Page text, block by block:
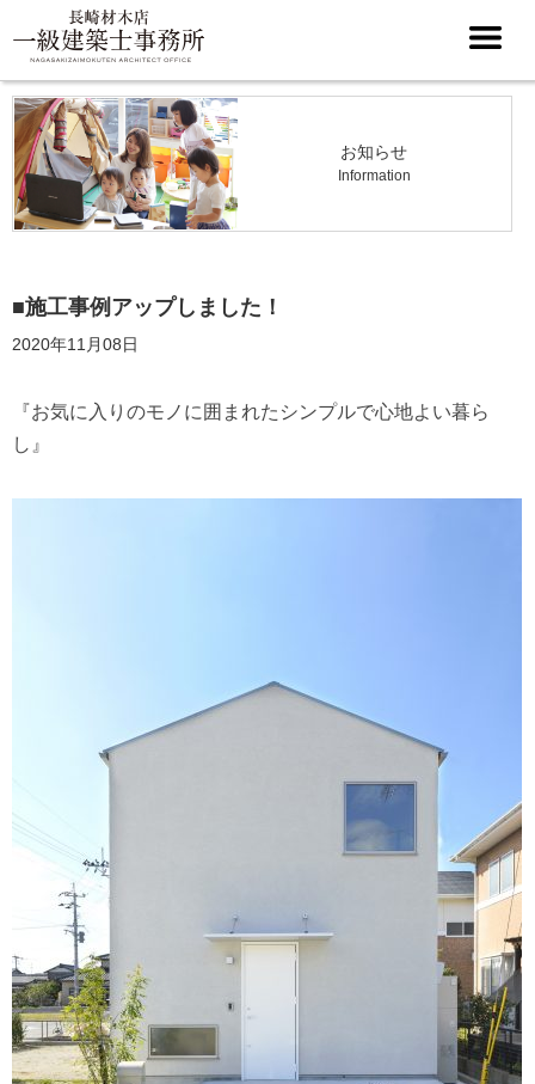
お知らせ
Information
■施工事例アップしました！
2020年11月08日
『お気に入りのモノに囲まれたシンプルで心地よい暮ら
し』